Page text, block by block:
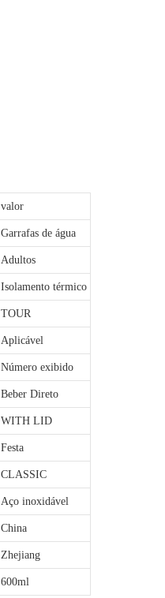
valor
Garrafas de água
Adultos
Isolamento térmico
TOUR
Aplicável
Número exibido
Beber Direto
WITH LID
Festa
CLASSIC
Aço inoxidável
China
Zhejiang
600ml